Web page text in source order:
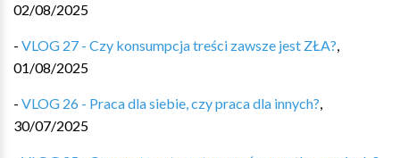
02/08/2025
- VLOG 27 - Czy konsumpcja treści zawsze jest ZŁA?,
01/08/2025
- VLOG 26 - Praca dla siebie, czy praca dla innych?,
30/07/2025